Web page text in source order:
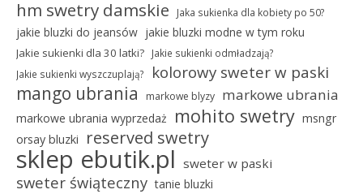
hm swetry damskie Jaka sukienka dla kobiety po 50?
jakie bluzki do jeansów jakie bluzki modne w tym roku
Jakie sukienki dla 30 latki?
Jakie sukienki odmładzają?
Jakie sukienki wyszczuplają?
kolorowy sweter w paski
mango ubrania markowe blyzy markowe ubrania
markowe ubrania wyprzedaż mohito swetry msngr
orsay bluzki
reserved swetry
sklep ebutik.pl sweter w paski
sweter świąteczny tanie bluzki